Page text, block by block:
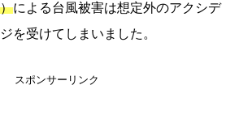
による台風被害は想定外のアクシデ
を受けてしまいました。
スポンサーリンク